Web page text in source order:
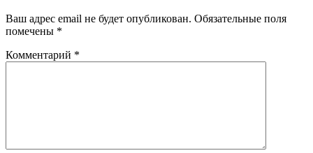
Ваш адрес email не будет опубликован. Обязательные поля
помечены *
Комментарий *